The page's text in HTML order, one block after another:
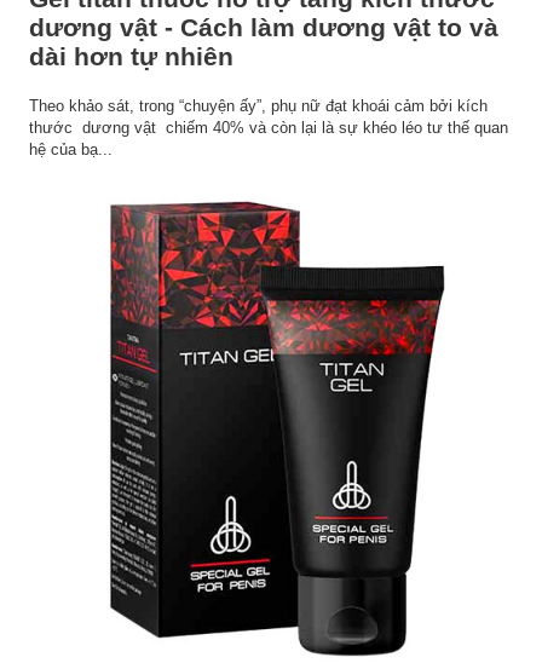
dương vật - Cách làm dương vật to và
dài hơn tự nhiên
Theo khảo sát, trong “chuyện ấy”, phụ nữ đạt khoái cảm bởi kích
thước dương vật chiếm 40% và còn lại là sự khéo léo tư thế quan
hệ của bạ...